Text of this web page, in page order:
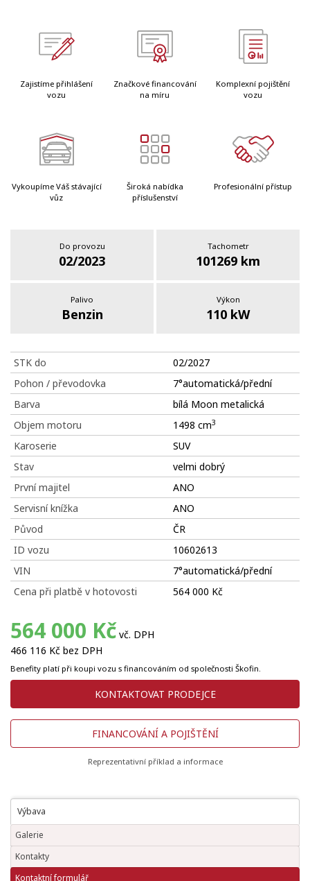
Zajistíme přihlášení
vozu
Značkové financování
na míru
Komplexní pojištění
vozu
Vykoupíme Váš stávající
vůz
Široká nabídka
příslušenství
Profesionální přístup
Do provozu
02/2023
Tachometr
101269 km
Palivo
Benzin
Výkon
110 kW
STK do
02/2027
Pohon / převodovka
7°automatická/přední
Barva
bílá Moon metalická
Objem motoru
1498 cm3
Karoserie
SUV
Stav
velmi dobrý
První majitel
ANO
Servisní knížka
ANO
Původ
ČR
ID vozu
10602613
VIN
7°automatická/přední
Cena při platbě v hotovosti
564 000 Kč
564 000 Kč vč. DPH
466 116 Kč bez DPH
Benefity platí při koupi vozu s financováním od společnosti Škofin.
KONTAKTOVAT PRODEJCE
FINANCOVÁNÍ A POJIŠTĚNÍ
Reprezentativní příklad a informace
Výbava
Galerie
Kontakty
Kontaktní formulář